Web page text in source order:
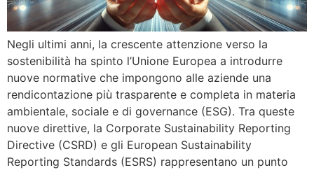
Negli ultimi anni, la crescente attenzione verso la
sostenibilità ha spinto l’Unione Europea a introdurre
nuove normative che impongono alle aziende una
rendicontazione più trasparente e completa in materia
ambientale, sociale e di governance (ESG). Tra queste
nuove direttive, la Corporate Sustainability Reporting
Directive (CSRD) e gli European Sustainability
Reporting Standards (ESRS) rappresentano un punto